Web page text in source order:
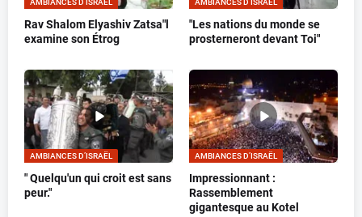
AMBIANCES D’ISRAËL
Rav Shalom Elyashiv Zatsa"l
examine son Étrog
AMBIANCES D’ISRAËL
"Les nations du monde se
prosterneront devant Toi"
AMBIANCES D’ISRAËL
" Quelqu'un qui croit est sans
peur."
AMBIANCES D’ISRAËL
Impressionnant :
Rassemblement
gigantesque au Kotel